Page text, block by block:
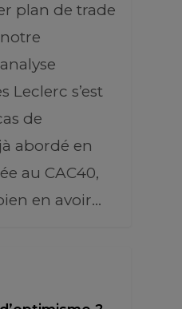
plan de trade
Leclerc s’est
de
abordé en
au CAC40,
en avoir…